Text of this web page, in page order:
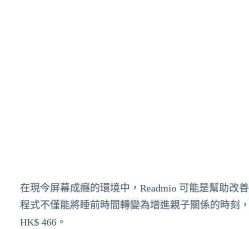
在現今屏幕成癮的環境中，Readmio 可能是幫助改
程式不僅能將睡前時間轉變為增進親子關係的時刻
HK$ 466。